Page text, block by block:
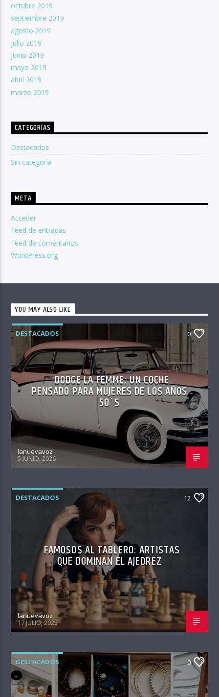
octubre 2019
septiembre 2019
agosto 2019
julio 2019
junio 2019
mayo 2019
abril 2019
marzo 2019
CATEGORÍAS
Destacados
Sin categoría
META
Acceder
Feed de entradas
Feed de comentarios
WordPress.org
YOU MAY ALSO LIKE
DESTACADOS 0
DODGE LA FEMME: UN COCHE
PENSADO PARA MUJERES DE LOS AÑOS
50´S
lanuevavoz
5 JUNIO, 2026
DESTACADOS 12
FAMOSOS AL TABLERO: ARTISTAS
QUE DOMINAN EL AJEDREZ
lanuevavoz
17 JULIO, 2025
DESTACADOS 0